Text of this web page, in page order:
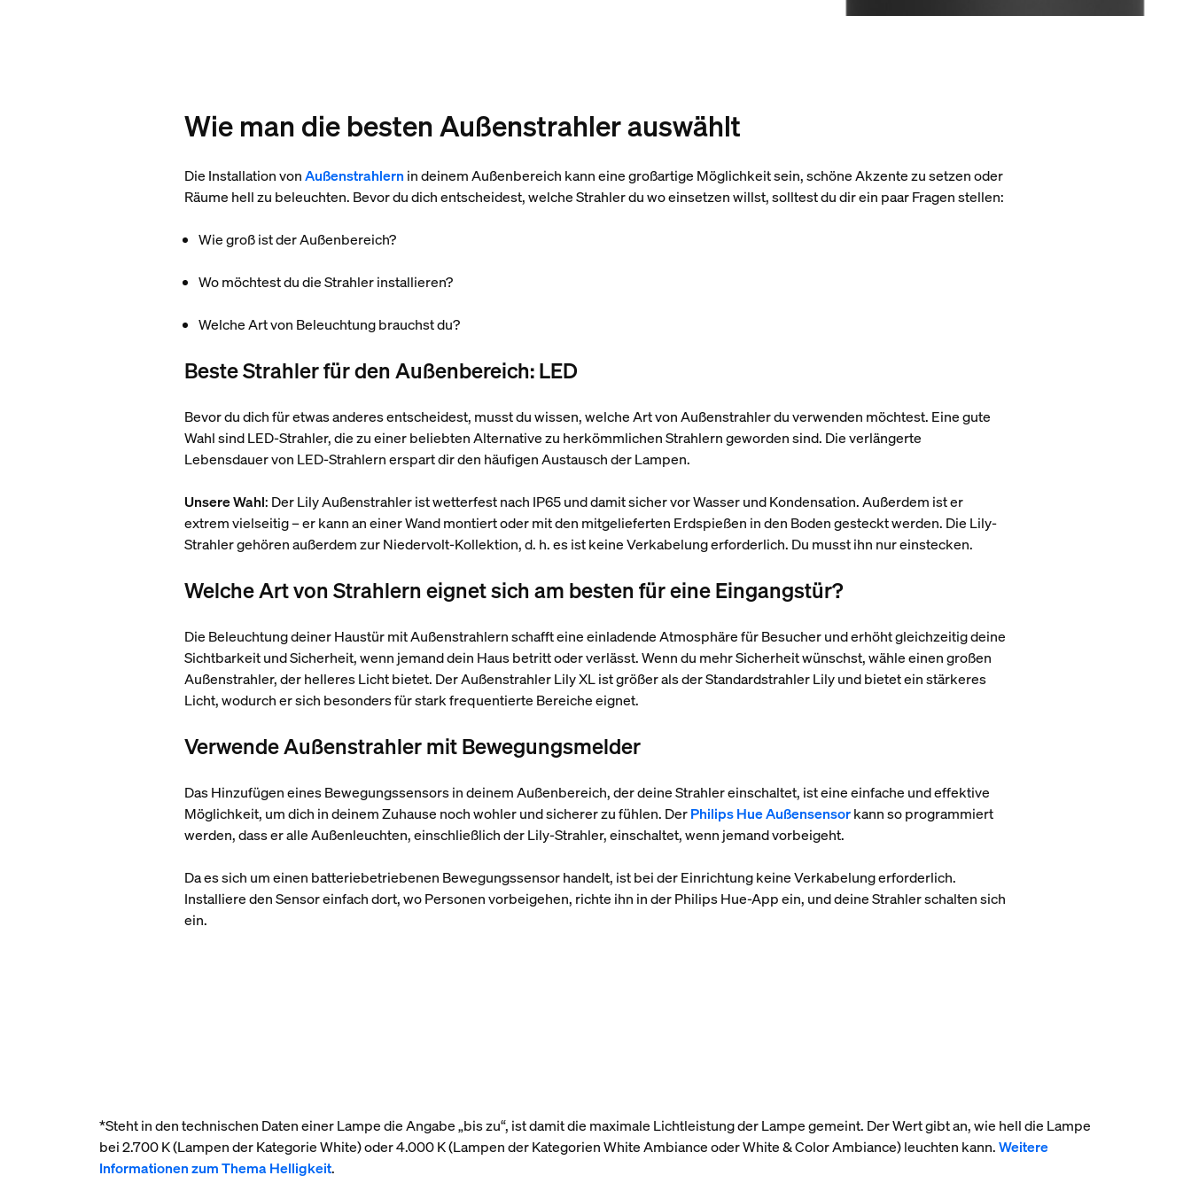
Wie man die besten Außenstrahler auswählt
Die Installation vonAußenstrahlern in deinem Außenbereich kann eine großartige Möglichkeit sein, schöne Akzente zu setzen oder
Räume hell zu beleuchten. Bevor du dich entscheidest, welche Strahler du wo einsetzen willst, solltest du dir ein paar Fragen stellen:
Wie groß ist der Außenbereich?
Wo möchtest du die Strahler installieren?
Welche Art von Beleuchtung brauchst du?
Beste Strahler für den Außenbereich: LED
Bevor du dich für etwas anderes entscheidest, musst du wissen, welche Art von Außenstrahler du verwenden möchtest. Eine gute
Wahl sind LED-Strahler, die zu einer beliebten Alternative zu herkömmlichen Strahlern geworden sind. Die verlängerte
Lebensdauer von LED-Strahlern erspart dir den häufigen Austausch der Lampen.
Unsere Wahl: Der Lily Außenstrahler ist wetterfest nach IP65 und damit sicher vor Wasser und Kondensation. Außerdem ist er
extrem vielseitig – er kann an einer Wand montiert oder mit den mitgelieferten Erdspießen in den Boden gesteckt werden. Die Lily-
Strahler gehören außerdem zur Niedervolt-Kollektion, d. h. es ist keine Verkabelung erforderlich. Du musst ihn nur einstecken.
Welche Art von Strahlern eignet sich am besten für eine Eingangstür?
Die Beleuchtung deiner Haustür mit Außenstrahlern schafft eine einladende Atmosphäre für Besucher und erhöht gleichzeitig deine
Sichtbarkeit und Sicherheit, wenn jemand dein Haus betritt oder verlässt. Wenn du mehr Sicherheit wünschst, wähle einen großen
Außenstrahler, der helleres Licht bietet. Der Außenstrahler Lily XL ist größer als der Standardstrahler Lily und bietet ein stärkeres
Licht, wodurch er sich besonders für stark frequentierte Bereiche eignet.
Verwende Außenstrahler mit Bewegungsmelder
Das Hinzufügen eines Bewegungssensors in deinem Außenbereich, der deine Strahler einschaltet, ist eine einfache und effektive
Möglichkeit, um dich in deinem Zuhause noch wohler und sicherer zu fühlen. DerPhilips Hue Außensensorkann so programmiert
werden, dass er alle Außenleuchten, einschließlich der Lily-Strahler, einschaltet, wenn jemand vorbeigeht.
Da es sich um einen batteriebetriebenen Bewegungssensor handelt, ist bei der Einrichtung keine Verkabelung erforderlich.
Installiere den Sensor einfach dort, wo Personen vorbeigehen, richte ihn in der Philips Hue-App ein, und deine Strahler schalten sich
ein.
*Steht in den technischen Daten einer Lampe die Angabe „bis zu“, ist damit die maximale Lichtleistung der Lampe gemeint. Der Wert gibt an, wie hell die Lampe
bei 2.700 K (Lampen der Kategorie White) oder 4.000 K (Lampen der Kategorien White Ambiance oder White & Color Ambiance) leuchten kann.Weitere
Informationen zum Thema Helligkeit.